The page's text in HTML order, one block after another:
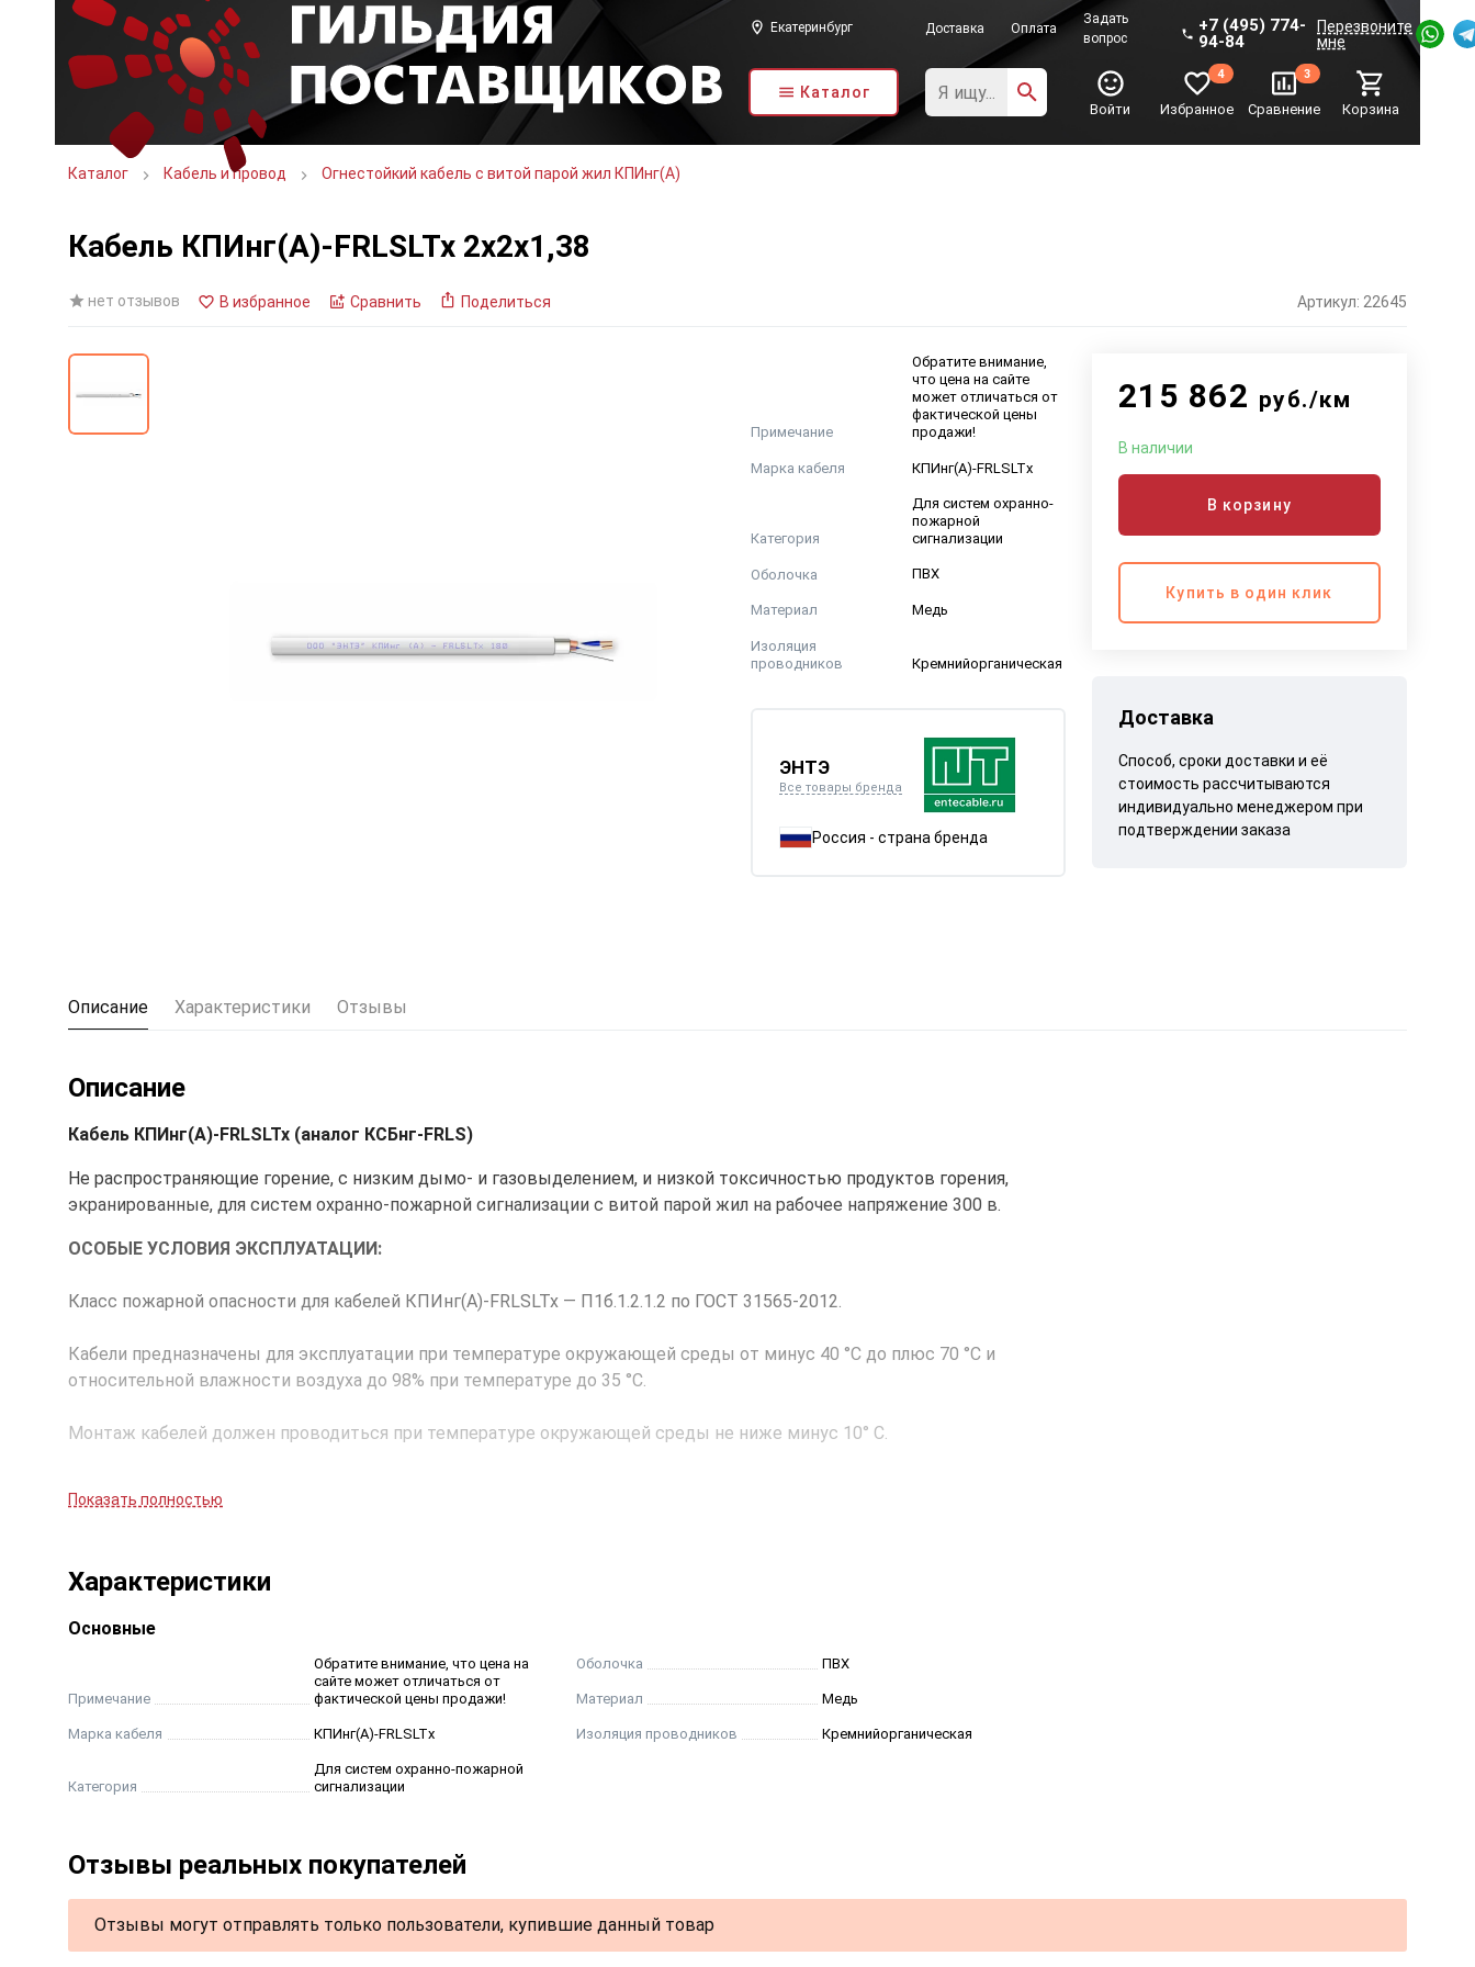
Екатеринбург Доставка Оплата
Задать
вопрос
+7 (495) 774-
94-84
Перезвоните
мне
Каталог
Войти Избранное
4
Сравнение
3
Корзина
Каталог Кабель и провод Огнестойкий кабель с витой парой жил КПИнг(А)
Кабель КПИнг(А)-FRLSLTx 2х2х1,38
нет отзывов В избранное Сравнить Поделиться Артикул: 22645
Примечание
Обратите внимание,
что цена на сайте
может отличаться от
фактической цены
продажи!
Марка кабеля КПИнг(А)-FRLSLTx
Категория
Для систем охранно-
пожарной
сигнализации
Оболочка ПВХ
Материал Медь
Изоляция
проводников
Кремнийорганическая
ЭНТЭ
Все товары бренда
Россия - страна бренда
215 862 руб./км
В наличии
В корзину
Купить в один клик
Доставка
Способ, сроки доставки и её
стоимость рассчитываются
индивидуально менеджером при
подтверждении заказа
Описание Характеристики Отзывы
Описание
Кабель КПИнг(А)-FRLSLTx (аналог КСБнг-FRLS)
Не распространяющие горение, с низким дымо- и газовыделением, и низкой токсичностью продуктов горения,
экранированные, для систем охранно-пожарной сигнализации с витой парой жил на рабочее напряжение 300 в.
ОСОБЫЕ УСЛОВИЯ ЭКСПЛУАТАЦИИ:
Класс пожарной опасности для кабелей КПИнг(А)-FRLSLTx — П1б.1.2.1.2 по ГОСТ 31565-2012.
Кабели предназначены для эксплуатации при температуре окружающей среды от минус 40 °С до плюс 70 °С и
относительной влажности воздуха до 98% при температуре до 35 °С.
Монтаж кабелей должен проводиться при температуре окружающей среды не ниже минус 10° С.
оболочке.
Токопроводящие жилы:
Изоляция токопроводящих жил:
токопроводящие жилы изолированы огнестойкой кремнийорганической резиной.
две изолированные жилы скручиваются в витую пару, скрученные пары (от 1 до 4) – в пучок.
Дополнительный барьер:
Обмотка «восьмеркой» изолированных жил в витой паре полиимидной пленкой.
Экран:
Показать полностью
Характеристики
Основные
Примечание
Обратите внимание, что цена на
сайте может отличаться от
фактической цены продажи!
Марка кабеля КПИнг(А)-FRLSLTx
Категория
Для систем охранно-пожарной
сигнализации
Оболочка ПВХ
Материал Медь
Изоляция проводников Кремнийорганическая
Отзывы реальных покупателей
Отзывы могут отправлять только пользователи, купившие данный товар